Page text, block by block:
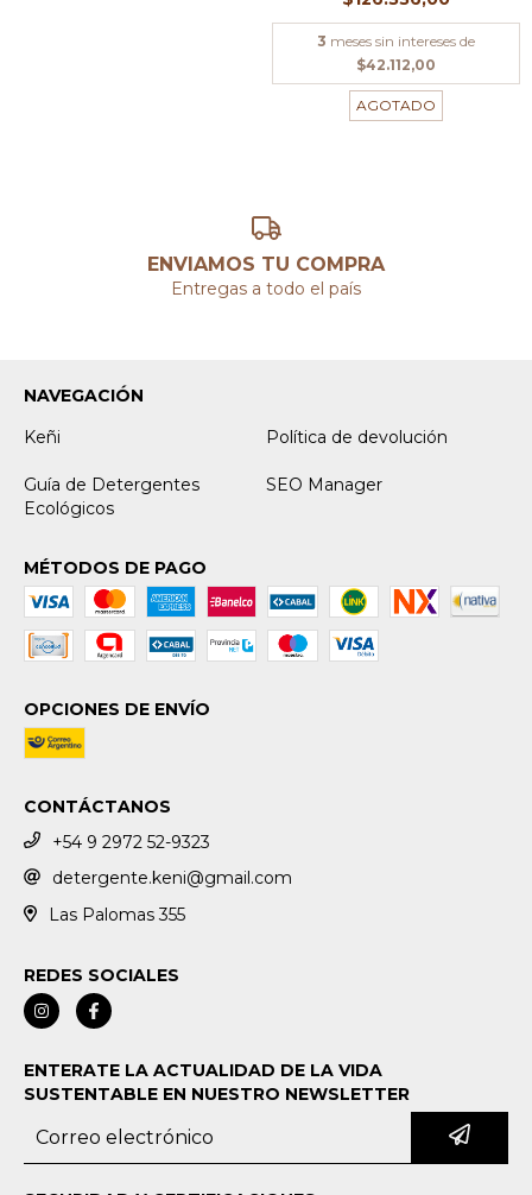
3 meses sin intereses de
$42.112,00
AGOTADO
ENVIAMOS TU COMPRA
Entregas a todo el país
NAVEGACIÓN
Keñi
Política de devolución
Guía de Detergentes
Ecológicos
SEO Manager
MÉTODOS DE PAGO
OPCIONES DE ENVÍO
CONTÁCTANOS
+54 9 2972 52-9323
detergente.keni@gmail.com
Las Palomas 355
REDES SOCIALES
ENTERATE LA ACTUALIDAD DE LA VIDA
SUSTENTABLE EN NUESTRO NEWSLETTER